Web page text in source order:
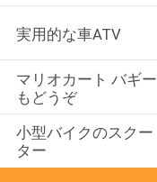
実用的な車ATV
マリオカート バギー
もどうぞ
小型バイクのスクー
ター